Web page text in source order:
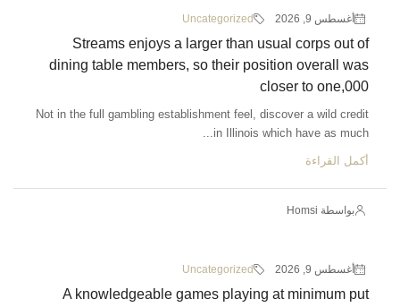
أغسطس 9, 2026 Uncategorized
Streams enjoys a larger than usual corps out of
dining table members, so their position overall was
closer to one,000
Not in the full gambling establishment feel, discover a wild credit
in Illinois which have as much...
أكمل القراءة
بواسطة Homsi
أغسطس 9, 2026 Uncategorized
A knowledgeable games playing at minimum put